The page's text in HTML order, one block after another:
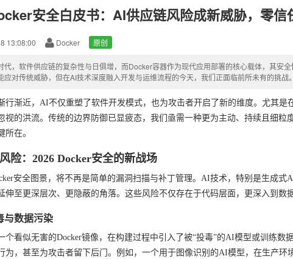
安全白皮书：AI供应链风险成新威胁，零信
13:08:00 Docker 原创
代，软件供应链的复杂性与日俱增，而Docker容器作为现代应用部署的核心载体，其安
应对传统威胁，但在AI技术深度融入开发与运维流程的今天，我们正面临前所未有的挑战。
行渐近，AI不仅重塑了软件开发模式，也为攻击者开启了新的维度。尤其
视的洪流。传统的边界防御已显疲态，我们亟需一种更为主动、持续且细
所在。
险：2026 Docker安全的新战场
安全图景，将不再是简单的漏洞扫描与补丁管理。AI技术，特别是生成
伸至更深层次、更隐蔽的角落。这些风险不仅存在于代码层面，更深入到数
与数据污染
个看似无害的Docker镜像，在构建过程中引入了被“投毒”的AI模型或训练数
为，甚至为攻击者留下后门。例如，一个用于图像识别的AI模型，在生产环